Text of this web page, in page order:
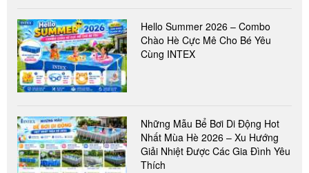
Hello Summer 2026 – Combo
Chào Hè Cực Mê Cho Bé Yêu
Cùng INTEX
Những Mẫu Bể Bơi Di Động Hot
Nhất Mùa Hè 2026 – Xu Hướng
Giải Nhiệt Được Các Gia Đình Yêu
Thích